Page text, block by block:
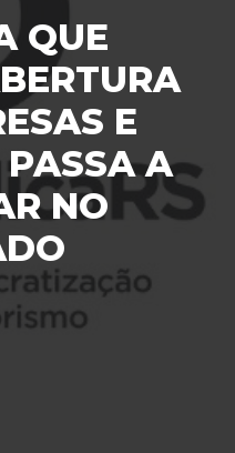
QUE
E
PASSA A
NO